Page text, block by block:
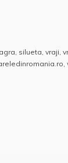
, silueta, vraji,
,